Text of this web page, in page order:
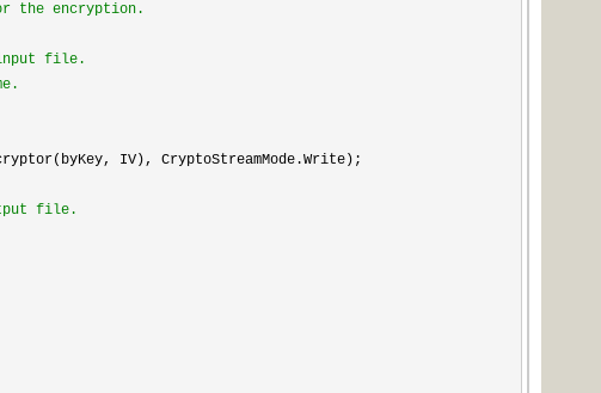
the encryption.
file.
IV), CryptoStreamMode.Write);
file.